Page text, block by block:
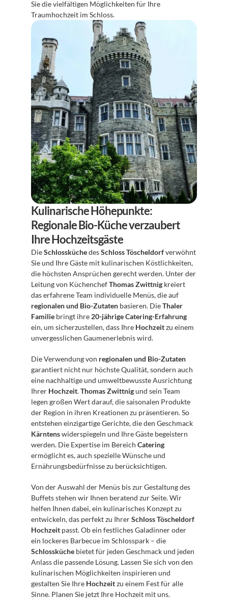
Sie die vielfältigen Möglichkeiten für Ihre
Traumhochzeit im Schloss.
Kulinarische Höhepunkte:
Regionale Bio-Küche verzaubert
Ihre Hochzeitsgäste
Die Schlossküche des Schloss Töscheldorf verwöhnt
Sie und Ihre Gäste mit kulinarischen Köstlichkeiten,
die höchsten Ansprüchen gerecht werden. Unter der
Leitung von Küchenchef Thomas Zwittnig kreiert
regionalen und Bio-Zutaten basieren. Die Thaler
Familie bringt ihre 20-jährige Catering-Erfahrung
ein, um sicherzustellen, dass Ihre Hochzeit zu einem
unvergesslichen Gaumenerlebnis wird.
Die Verwendung von regionalen und Bio-Zutaten
garantiert nicht nur höchste Qualität, sondern auch
eine nachhaltige und umweltbewusste Ausrichtung
Ihrer Hochzeit. Thomas Zwittnig und sein Team
legen großen Wert darauf, die saisonalen Produkte
der Region in ihren Kreationen zu präsentieren. So
Kärntens widerspiegeln und Ihre Gäste begeistern
werden. Die Expertise im Bereich Catering
ermöglicht es, auch spezielle Wünsche und
Ernährungsbedürfnisse zu berücksichtigen.
Von der Auswahl der Menüs bis zur Gestaltung des
Buffets stehen wir Ihnen beratend zur Seite. Wir
helfen Ihnen dabei, ein kulinarisches Konzept zu
entwickeln, das perfekt zu Ihrer Schloss Töscheldorf
Hochzeit passt. Ob ein festliches Galadinner oder
Schlossküche bietet für jeden Geschmack und jeden
Anlass die passende Lösung. Lassen Sie sich von den
kulinarischen Möglichkeiten inspirieren und
gestalten Sie Ihre Hochzeit zu einem Fest für alle
Sinne. Planen Sie jetzt Ihre Hochzeit mit uns.